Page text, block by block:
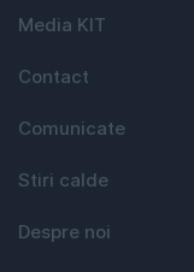
Media KIT
Contact
Comunicate
Stiri calde
Despre noi